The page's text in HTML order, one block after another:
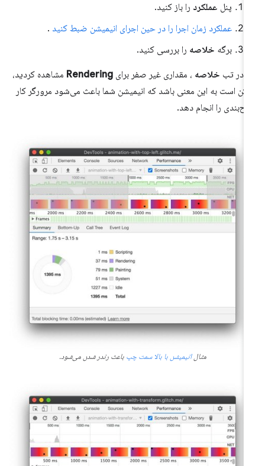
پنل عملکردرا باز کنید.
عملکرد زمان اجرا را در حین اجرای انیمیشن ضبط کنید.
برگهخلاصهرا بررسی کنید.
در تب خلاصه، مقداری غیر صفر برایRenderingمشاهده کردید،
است به این معنی باشد که انیمیشن شما باعث می‌شود مرورگر کار
را انجام دهد.
مثالانیمیشن با بالا سمت چپباعث رندر شدن می‌شود.